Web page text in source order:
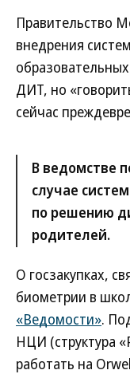
Правительство
внедрения
ДИТ, но
сейчас
В ведомстве
случае
по решению
родителей.
О госзакупках,
биометрии в
«Ведомости».
НЦИ (структура
работать на